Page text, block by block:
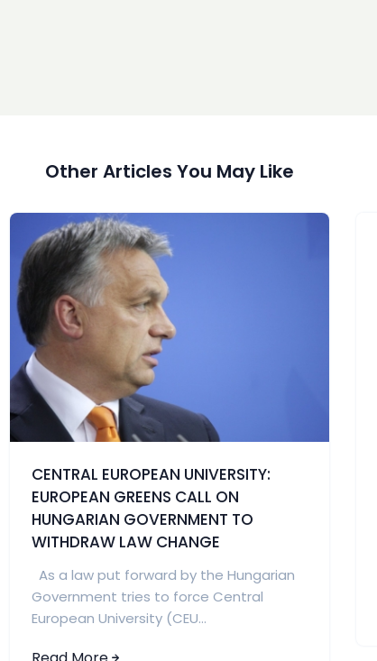
Other Articles You May Like
CENTRAL EUROPEAN UNIVERSITY:
EUROPEAN GREENS CALL ON
HUNGARIAN GOVERNMENT TO
WITHDRAW LAW CHANGE
As a law put forward by the Hungarian
Government tries to force Central
European University (CEU...